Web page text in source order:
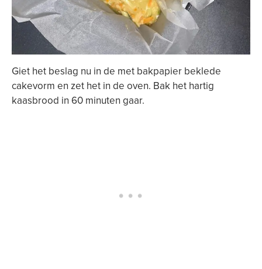
Giet het beslag nu in de met bakpapier beklede
cakevorm en zet het in de oven. Bak het hartig
kaasbrood in 60 minuten gaar.